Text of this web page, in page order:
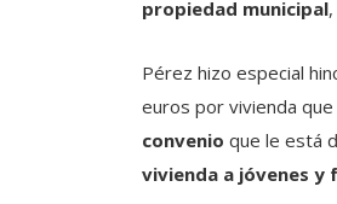
propiedad municipal
Pérez hizo especial
euros por vivienda
convenio que le está
vivienda a jóvenes y